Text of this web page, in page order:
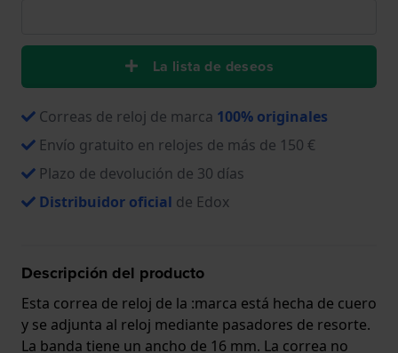
La lista de deseos
Correas de reloj de marca 100% originales
Envío gratuito en relojes de más de 150 €
Plazo de devolución de 30 días
Distribuidor oficial de Edox
Descripción del producto
Esta correa de reloj de la :marca está hecha de cuero
y se adjunta al reloj mediante pasadores de resorte.
La banda tiene un ancho de 16 mm. La correa no